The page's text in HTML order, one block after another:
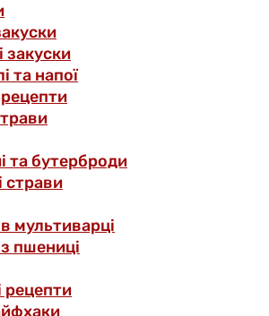
закуски
та напої
та бутерброди
страви
мультиварці
пшениці
рецепти